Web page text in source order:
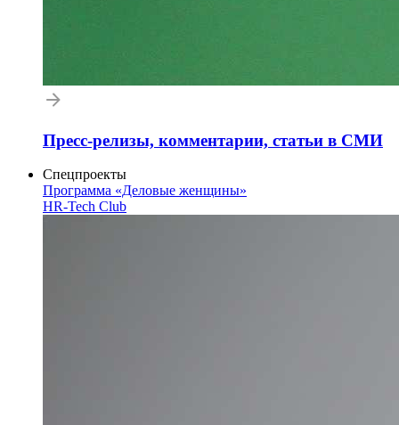
Пресс-релизы, комментарии, статьи в СМИ
Спецпроекты
Программа «Деловые женщины»
HR-Tech Club